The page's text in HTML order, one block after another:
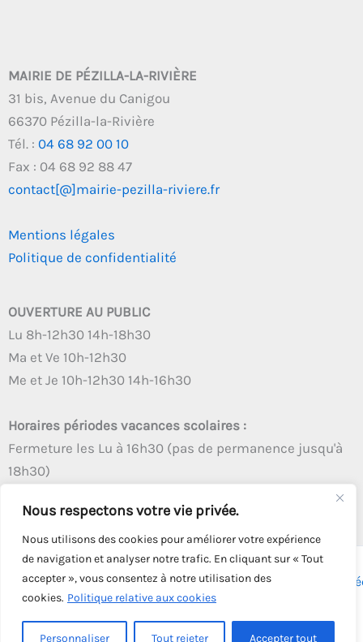
Nous respectons votre vie privée.
Nous utilisons des cookies pour améliorer votre expérience
de navigation et analyser notre trafic. En cliquant sur « Tout
accepter », vous consentez à notre utilisation des
cookies. Politique relative aux cookies
Personnaliser Tout rejeter Accepter tout
MAIRIE DE PÉZILLA-LA-RIVIÈRE
31 bis, Avenue du Canigou
66370 Pézilla-la-Rivière
Tél. : 04 68 92 00 10
Fax : 04 68 92 88 47
contact[@]mairie-pezilla-riviere.fr
Mentions légales
Politique de confidentialité
OUVERTURE AU PUBLIC
Lu 8h-12h30 14h-18h30
Ma et Ve 10h-12h30
Me et Je 10h-12h30 14h-16h30
Horaires périodes vacances scolaires :
Fermeture les Lu à 16h30 (pas de permanence jusqu'à
18h30)
Copyright © 2026 - Tous droits réservés - | Webmaster
Solution